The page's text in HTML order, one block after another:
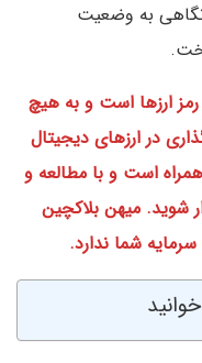
نگاهی به وضعیت
ارزها است و به هیچ
در ارزهای دیجیتال
است و با مطالعه و
شوید. میهن بلاکچین
شما ندارد.